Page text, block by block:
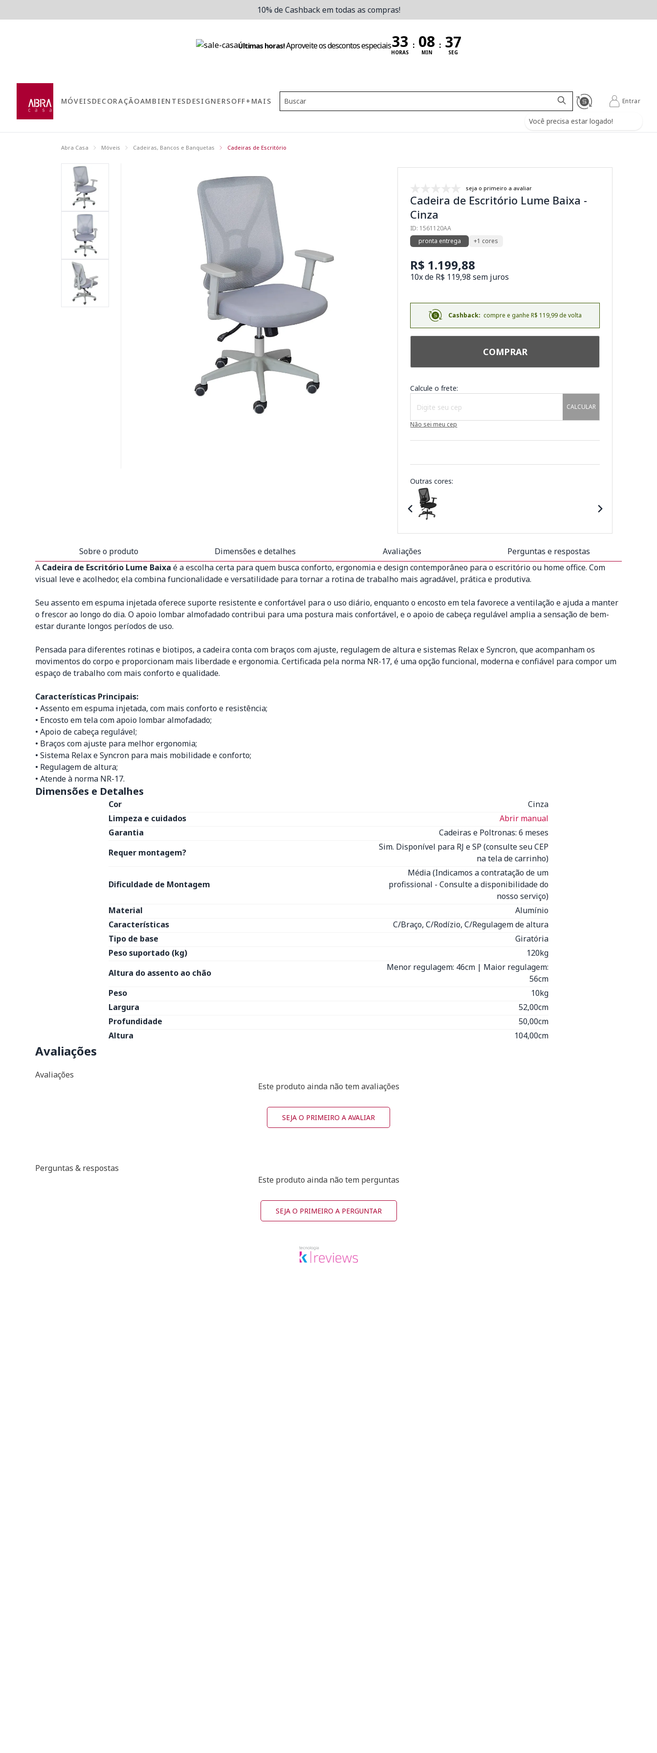
10% de Cashback em todas as compras!
Últimas horas!Aproveite os descontos especiais
HORAS
:
MIN
:
SEG
MÓVEISDECORAÇÃOAMBIENTESDESIGNERSOFF+MAIS
Você precisa estar logado!
Entrar
Abra Casa Móveis Cadeiras, Bancos e Banquetas Cadeiras de Escritório
seja o primeiro a avaliar
Cadeira de Escritório Lume Baixa -
Cinza
ID: 1561120AA
pronta entrega
+1 cores
R$ 1.199,88
10x de R$ 119,98 sem juros
Cashback: compre e ganhe R$ 119,99 de volta
COMPRAR
Calcule o frete:
CALCULAR
Não sei meu cep
Outras cores:
Sobre o produto Dimensões e detalhes Avaliações
Perguntas e respostas
A Cadeira de Escritório Lume Baixa é a escolha certa para quem busca conforto, ergonomia e design contemporâneo para o escritório ou home office. Com
visual leve e acolhedor, ela combina funcionalidade e versatilidade para tornar a rotina de trabalho mais agradável, prática e produtiva.
Seu assento em espuma injetada oferece suporte resistente e confortável para o uso diário, enquanto o encosto em tela favorece a ventilação e ajuda a manter
o frescor ao longo do dia. O apoio lombar almofadado contribui para uma postura mais confortável, e o apoio de cabeça regulável amplia a sensação de bem-
estar durante longos períodos de uso.
Pensada para diferentes rotinas e biotipos, a cadeira conta com braços com ajuste, regulagem de altura e sistemas Relax e Syncron, que acompanham os
movimentos do corpo e proporcionam mais liberdade e ergonomia. Certificada pela norma NR-17, é uma opção funcional, moderna e confiável para compor um
espaço de trabalho com mais conforto e qualidade.
Características Principais:
• Assento em espuma injetada, com mais conforto e resistência;
• Encosto em tela com apoio lombar almofadado;
• Apoio de cabeça regulável;
• Braços com ajuste para melhor ergonomia;
• Sistema Relax e Syncron para mais mobilidade e conforto;
• Regulagem de altura;
• Atende à norma NR-17.
Dimensões e Detalhes
Cor
Cinza
Limpeza e cuidados
Abrir manual
Garantia
Cadeiras e Poltronas: 6 meses
Requer montagem?
Sim. Disponível para RJ e SP (consulte seu CEP
na tela de carrinho)
Dificuldade de Montagem
Média (Indicamos a contratação de um
profissional - Consulte a disponibilidade do
nosso serviço)
Material
Alumínio
Características
C/Braço, C/Rodízio, C/Regulagem de altura
Tipo de base
Giratória
Peso suportado (kg)
120kg
Altura do assento ao chão
Menor regulagem: 46cm | Maior regulagem:
56cm
Peso
10kg
Largura
52,00cm
Profundidade
50,00cm
Altura
104,00cm
Avaliações
Avaliações
Este produto ainda não tem avaliações
SEJA O PRIMEIRO A AVALIAR
Perguntas & respostas
Este produto ainda não tem perguntas
SEJA O PRIMEIRO A PERGUNTAR